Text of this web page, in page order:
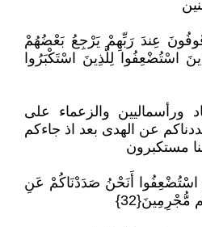
عِندَ رَبِّهِمْ يَرْجِعُ بَعْضُهُمْ
اسْتُضْعِفُوا لِلَّذِينَ اسْتَكْبَرُوا
ورأسماليين والزعماء على
عن الهدى بعد اذ جاءكم
مستكبرون
اسْتُضْعِفُوا أَنَحْنُ صَدَدْنَاكُمْ عَنِ
مُّجْرِمِينَ{32}